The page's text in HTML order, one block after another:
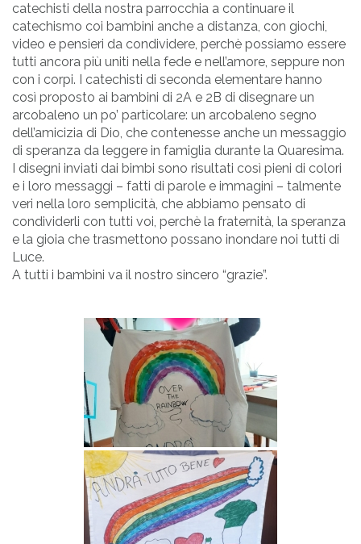
catechisti della nostra parrocchia a continuare il
catechismo coi bambini anche a distanza, con giochi,
video e pensieri da condividere, perchè possiamo essere
tutti ancora più uniti nella fede e nell’amore, seppure non
con i corpi. I catechisti di seconda elementare hanno
così proposto ai bambini di 2A e 2B di disegnare un
arcobaleno un po’ particolare: un arcobaleno segno
dell’amicizia di Dio, che contenesse anche un messaggio
di speranza da leggere in famiglia durante la Quaresima.
I disegni inviati dai bimbi sono risultati così pieni di colori
e i loro messaggi – fatti di parole e immagini – talmente
veri nella loro semplicità, che abbiamo pensato di
condividerli con tutti voi, perchè la fraternità, la speranza
e la gioia che trasmettono possano inondare noi tutti di
Luce.
A tutti i bambini va il nostro sincero “grazie”.